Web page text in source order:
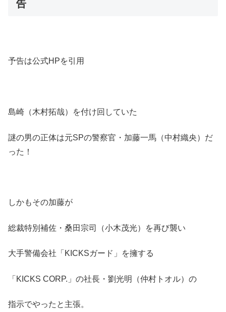
告
予告は公式HPを引用
島崎（木村拓哉）を付け回していた
謎の男の正体は元SPの警察官・加藤一馬（中村織央）だ
った！
しかもその加藤が
総裁特別補佐・桑田宗司（小木茂光）を再び襲い
大手警備会社「KICKSガード」を擁する
「KICKS CORP.」の社長・劉光明（仲村トオル）の
指示でやったと主張。